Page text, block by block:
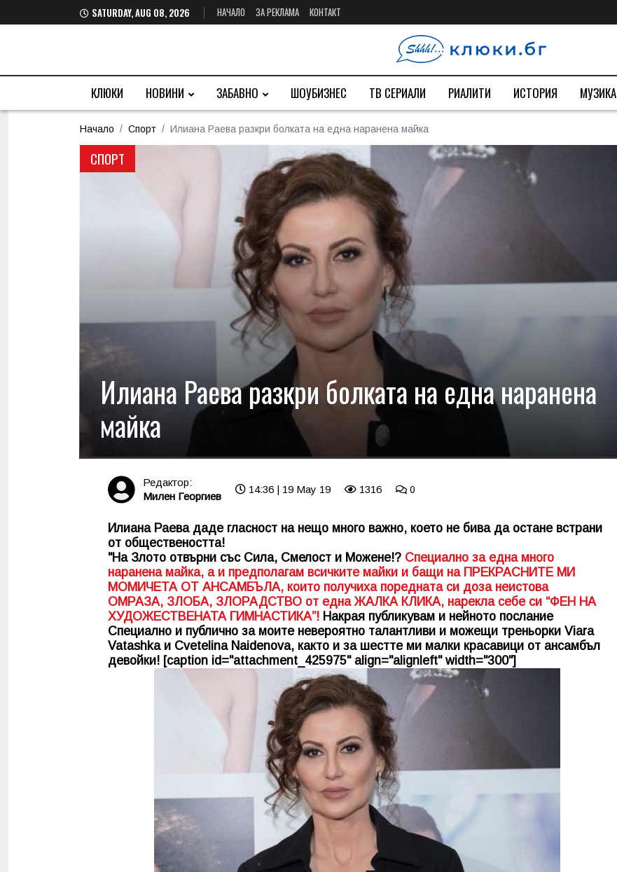
SATURDAY, AUG 08, 2026 НАЧАЛО ЗА РЕКЛАМА КОНТАКТ
КЛЮКИ НОВИНИ ЗАБАВНО ШОУБИЗНЕС ТВ СЕРИАЛИ РИАЛИТИ ИСТОРИЯ МУЗИКА
Начало Спорт Илиана Раева разкри болката на една наранена майка
СПОРТ
Илиана Раева разкри болката на една наранена
майка
Редактор:
Милен Георгиев
14:36 | 19 May 19 1316 0
Илиана Раева даде гласност на нещо много важно, което не бива да остане встрани
от обществеността!
"На Злото отвърни със Сила, Смелост и Можене!? Специално за една много
наранена майка, а и предполагам всичките майки и бащи на ПРЕКРАСНИТЕ МИ
МОМИЧЕТА ОТ АНСАМБЪЛА, които получиха поредната си доза неистова
ОМРАЗА, ЗЛОБА, ЗЛОРАДСТВО от една ЖАЛКА КЛИКА, нарекла себе си “ФЕН НА
ХУДОЖЕСТВЕНАТА ГИМНАСТИКА”! Накрая публикувам и нейното послание
Специално и публично за моите невероятно талантливи и можещи треньорки Viara
Vatashka и Cvetelina Naidenova, както и за шестте ми малки красавици от ансамбъл
девойки! [caption id="attachment_425975" align="alignleft" width="300"]